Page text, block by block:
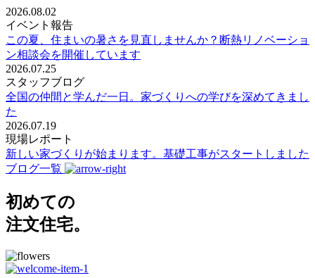
2026.08.02
イベント報告
この夏、住まいの暑さを見直しませんか？断熱リノベーショ
ン相談会を開催しています
2026.07.25
スタッフブログ
全国の仲間と学んだ一日。家づくりへの学びを深めてきまし
た
2026.07.19
現場レポート
新しい家づくりが始まります。基礎工事がスタートしました
ブログ一覧
初めての
注文住宅。